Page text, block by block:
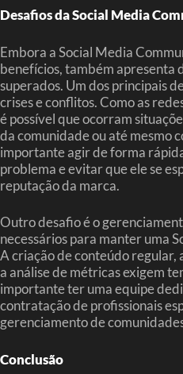
Desafios da Social Media
Embora a Social Media
benefícios, também apresenta
superados. Um dos principais
crises e conflitos. Como as
é possível que ocorram
da comunidade ou até mesmo
importante agir de forma
problema e evitar que ele se
reputação da marca.
Outro desafio é o
necessários para manter uma
A criação de conteúdo regular,
a análise de métricas exigem
importante ter uma equipe
contratação de profissionais
gerenciamento de
Conclusão